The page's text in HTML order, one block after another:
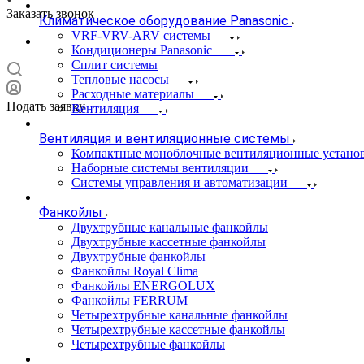
Заказать звонок
Подать заявку
Климатическое оборудование Panasonic
VRF-VRV-ARV системы
Кондиционеры Panasonic
Сплит системы
Тепловые насосы
Расходные материалы
Вентиляция
Вентиляция и вентиляционные системы
Компактные моноблочные вентиляционные
Наборные системы вентиляции
Системы управления и автоматизации
Фанкойлы
Двухтрубные канальные фанкойлы
Двухтрубные кассетные фанкойлы
Двухтрубные фанкойлы
Фанкойлы Royal Clima
Фанкойлы ENERGOLUX
Фанкойлы FERRUM
Четырехтрубные канальные фанкойлы
Четырехтрубные кассетные фанкойлы
Четырехтрубные фанкойлы